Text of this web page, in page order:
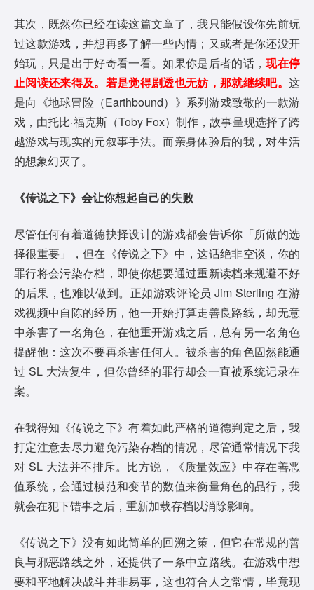
其次，既然你已经在读这篇文章了，我只能假设你先前玩
过这款游戏，并想再多了解一些内情；又或者是你还没开
始玩，只是出于好奇看一看。如果你是后者的话，现在停
止阅读还来得及。若是觉得剧透也无妨，那就继续吧。 这
是向《地球冒险（Earthbound）》系列游戏致敬的一款游
戏，由托比·福克斯（Toby Fox）制作，故事呈现选择了跨
越游戏与现实的元叙事手法。而亲身体验后的我，对生活
的想象幻灭了。
《传说之下》会让你想起自己的失败
尽管任何有着道德抉择设计的游戏都会告诉你「所做的选
择很重要」，但在《传说之下》中，这话绝非空谈，你的
罪行将会污染存档，即使你想要通过重新读档来规避不好
的后果，也难以做到。正如游戏评论员 Jim Sterling 在游
戏视频中自陈的经历，他一开始打算走善良路线，却无意
中杀害了一名角色，在他重开游戏之后，总有另一名角色
提醒他：这次不要再杀害任何人。被杀害的角色固然能通
过 SL 大法复生，但你曾经的罪行却会一直被系统记录在
案。
在我得知《传说之下》有着如此严格的道德判定之后，我
打定注意去尽力避免污染存档的情况，尽管通常情况下我
对 SL 大法并不排斥。比方说，《质量效应》中存在善恶
值系统，会通过模范和变节的数值来衡量角色的品行，我
就会在犯下错事之后，重新加载存档以消除影响。
《传说之下》没有如此简单的回溯之策，但它在常规的善
良与邪恶路线之外，还提供了一条中立路线。在游戏中想
要和平地解决战斗并非易事，这也符合人之常情，毕竟现